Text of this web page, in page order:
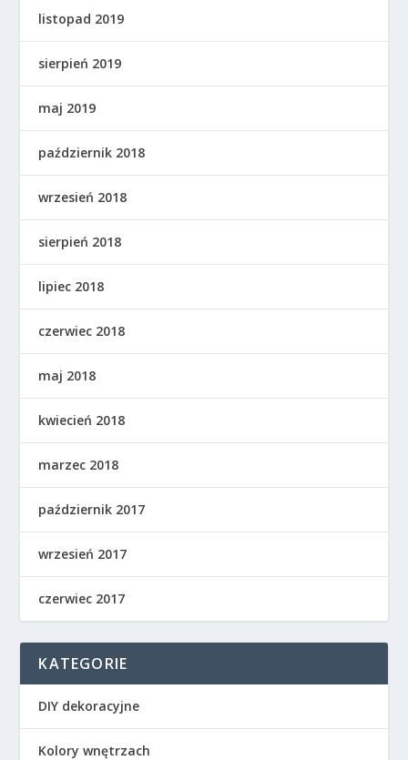
listopad 2019
sierpień 2019
maj 2019
październik 2018
wrzesień 2018
sierpień 2018
lipiec 2018
czerwiec 2018
maj 2018
kwiecień 2018
marzec 2018
październik 2017
wrzesień 2017
czerwiec 2017
KATEGORIE
DIY dekoracyjne
Kolory wnętrzach